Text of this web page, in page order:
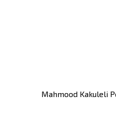
Mahmood Kakuleli